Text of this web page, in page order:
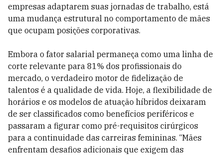
empresas adaptarem suas jornadas de trabalho, está
uma mudança estrutural no comportamento de mães
que ocupam posições corporativas.
Embora o fator salarial permaneça como uma linha de
corte relevante para 81% dos profissionais do
mercado, o verdadeiro motor de fidelização de
talentos é a qualidade de vida. Hoje, a flexibilidade de
horários e os modelos de atuação híbridos deixaram
de ser classificados como benefícios periféricos e
passaram a figurar como pré-requisitos cirúrgicos
para a continuidade das carreiras femininas. “Mães
enfrentam desafios adicionais que exigem das